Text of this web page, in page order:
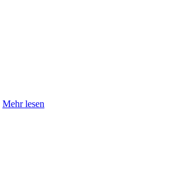
Mehr lesen